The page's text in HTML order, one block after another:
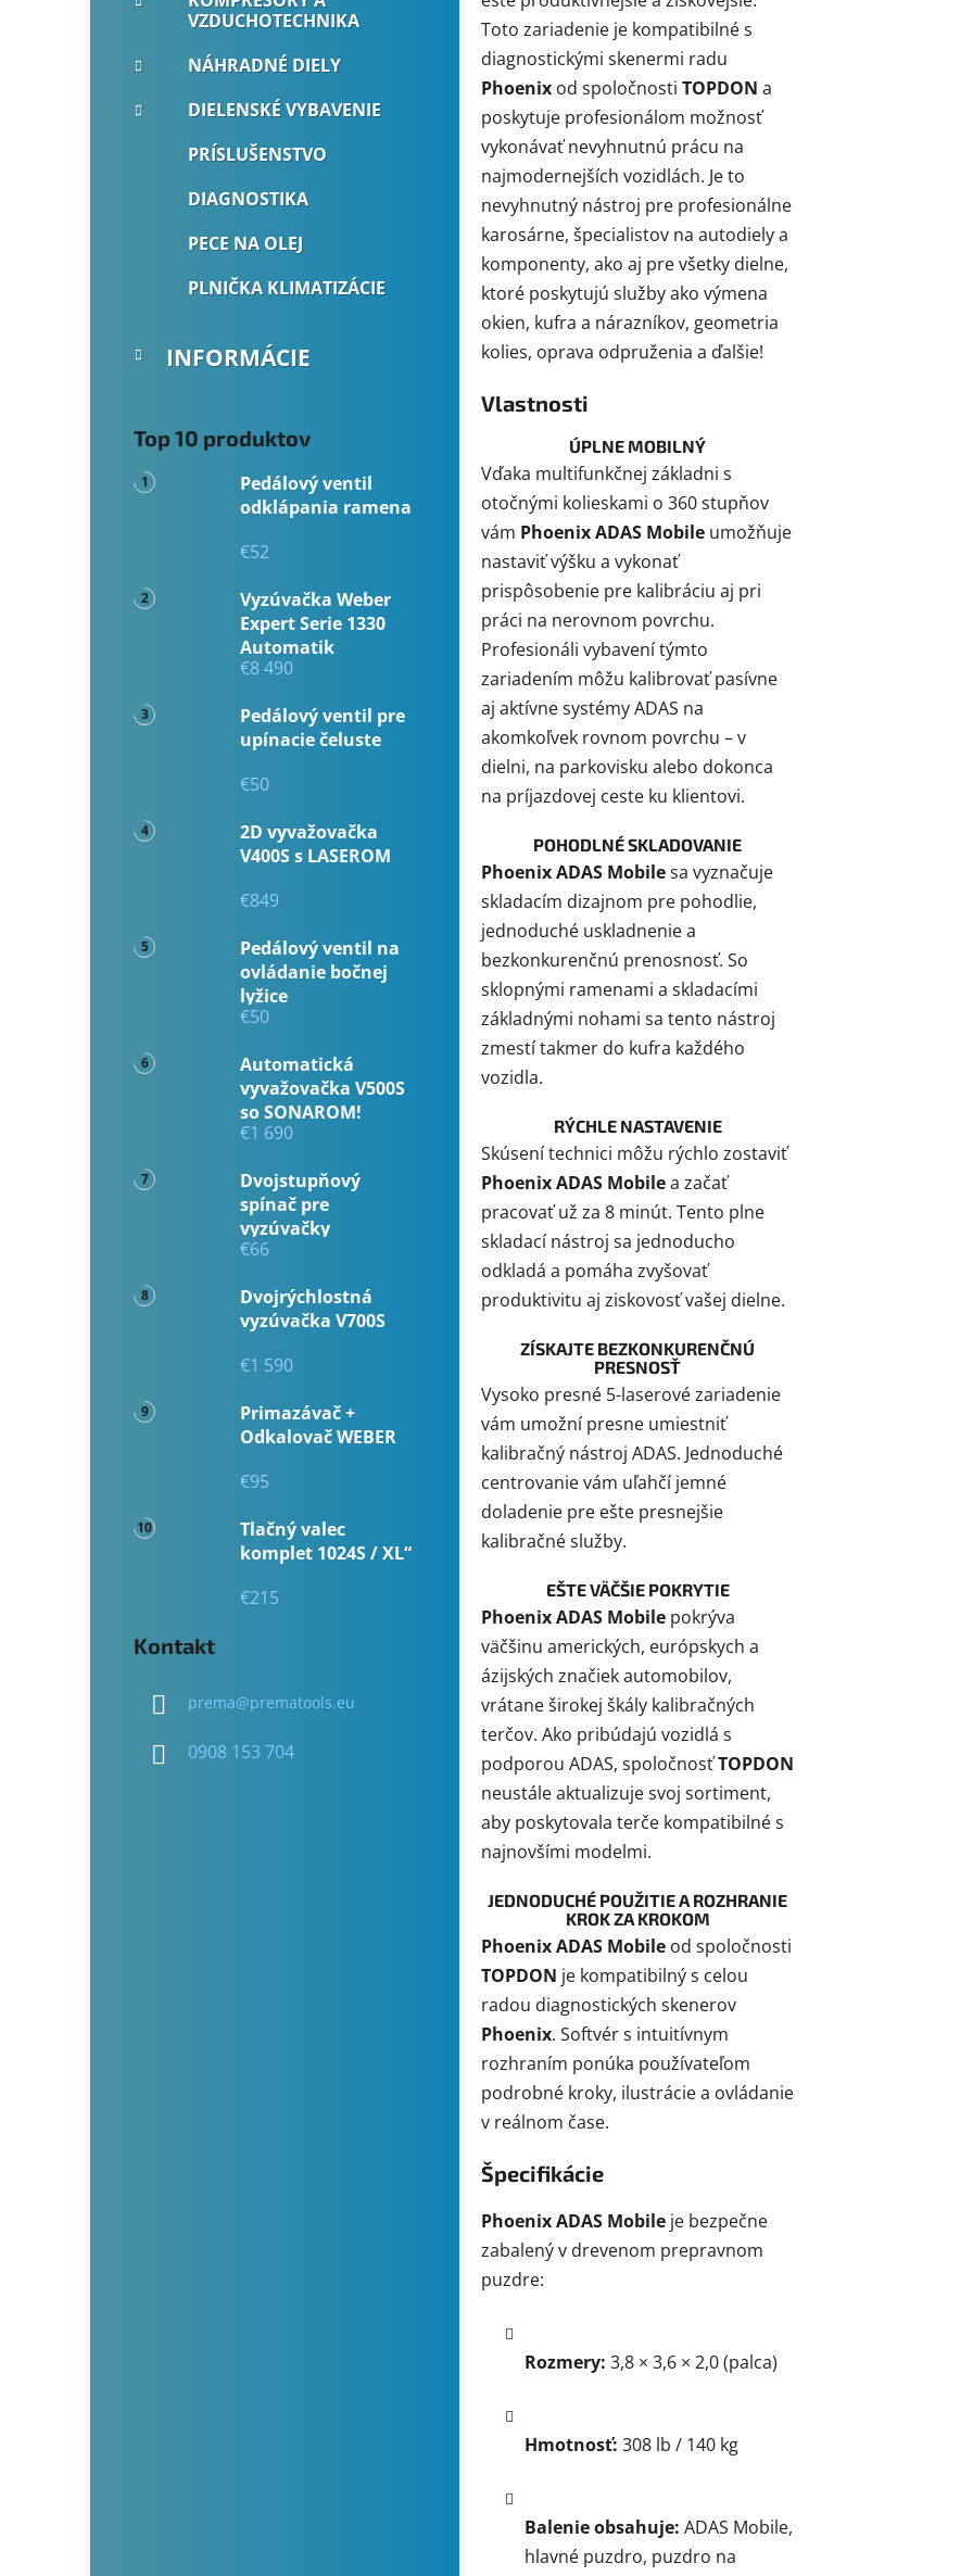
VZDUCHOTECHNIKA
NÁHRADNÉ DIELY
DIELENSKÉ VYBAVENIE
PRÍSLUŠENSTVO
DIAGNOSTIKA
PECE NA OLEJ
PLNIČKA KLIMATIZÁCIE
INFORMÁCIE
Top 10 produktov
Pedálový ventil
odklápania ramena
€52
Vyzúvačka Weber
Expert Serie 1330
Automatik
€8 490
Pedálový ventil pre
upínacie čeluste
€50
2D vyvažovačka
V400S s LASEROM
€849
Pedálový ventil na
ovládanie bočnej
lyžice
€50
Automatická
vyvažovačka V500S
so SONAROM!
€1 690
Dvojstupňový
spínač pre
vyzúvačky
€66
Dvojrýchlostná
vyzúvačka V700S
€1 590
Primazávač +
Odkalovač WEBER
€95
Tlačný valec
komplet 1024S / XL“
€215
Kontakt
prema@prematools.eu
0908 153 704
Toto zariadenie je kompatibilné s
diagnostickými skenermi radu
Phoenix od spoločnosti TOPDON a
poskytuje profesionálom možnosť
vykonávať nevyhnutnú prácu na
najmodernejších vozidlách. Je to
nevyhnutný nástroj pre profesionálne
karosárne, špecialistov na autodiely a
komponenty, ako aj pre všetky dielne,
ktoré poskytujú služby ako výmena
okien, kufra a nárazníkov, geometria
kolies, oprava odpruženia a ďalšie!
Vlastnosti
ÚPLNE MOBILNÝ
Vďaka multifunkčnej základni s
otočnými kolieskami o 360 stupňov
vám Phoenix ADAS Mobile umožňuje
nastaviť výšku a vykonať
prispôsobenie pre kalibráciu aj pri
práci na nerovnom povrchu.
Profesionáli vybavení týmto
zariadením môžu kalibrovať pasívne
aj aktívne systémy ADAS na
akomkoľvek rovnom povrchu – v
dielni, na parkovisku alebo dokonca
na príjazdovej ceste ku klientovi.
POHODLNÉ SKLADOVANIE
Phoenix ADAS Mobilesa vyznačuje
skladacím dizajnom pre pohodlie,
jednoduché uskladnenie a
bezkonkurenčnú prenosnosť. So
sklopnými ramenami a skladacími
základnými nohami sa tento nástroj
zmestí takmer do kufra každého
vozidla.
RÝCHLE NASTAVENIE
Skúsení technici môžu rýchlo zostaviť
Phoenix ADAS Mobilea začať
pracovať už za 8 minút. Tento plne
skladací nástroj sa jednoducho
odkladá a pomáha zvyšovať
produktivitu aj ziskovosť vašej dielne.
ZÍSKAJTE BEZKONKURENČNÚ
PRESNOSŤ
Vysoko presné 5-laserové zariadenie
vám umožní presne umiestniť
kalibračný nástroj ADAS. Jednoduché
centrovanie vám uľahčí jemné
doladenie pre ešte presnejšie
kalibračné služby.
EŠTE VÄČŠIE POKRYTIE
Phoenix ADAS Mobile pokrýva
väčšinu amerických, európskych a
ázijských značiek automobilov,
vrátane širokej škály kalibračných
terčov. Ako pribúdajú vozidlá s
podporou ADAS, spoločnosťTOPDON
neustále aktualizuje svoj sortiment,
aby poskytovala terče kompatibilné s
najnovšími modelmi.
JEDNODUCHÉ POUŽITIE A ROZHRANIE
KROK ZA KROKOM
Phoenix ADAS Mobile od spoločnosti
TOPDON je kompatibilný s celou
radou diagnostických skenerov
Phoenix. Softvér s intuitívnym
rozhraním ponúka používateľom
podrobné kroky, ilustrácie a ovládanie
v reálnom čase.
Špecifikácie
Phoenix ADAS Mobile je bezpečne
zabalený v drevenom prepravnom
puzdre:
Rozmery: 3,8 × 3,6 × 2,0 (palca)
Hmotnosť: 308 lb / 140 kg
Balenie obsahuje: ADAS Mobile,
hlavné puzdro, puzdro na